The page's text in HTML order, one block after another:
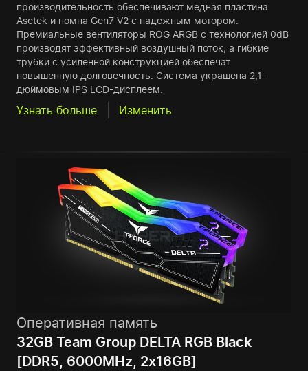
производительность обеспечивают медная пластина
Asetek и помпа Gen7 V2 с надежным мотором.
Премиальные вентиляторы ROG ARGB с технологией 0dB
производят эффективный воздушный поток, а гибкие
трубки с усиленной конструкцией обеспечат
повышенную долговечность. Система украшена 2,1-
дюймовым IPS LCD-дисплеем.
Узнать больше Изменить
Оперативная память
32GB Team Group DELTA RGB Black
[DDR5, 6000MHz, 2x16GB]